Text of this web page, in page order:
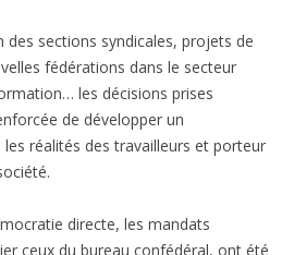
des sections syndicales, projets de
fédérations dans le secteur
les décisions prises
de développer un
les réalités des travailleurs et porteur
directe, les mandats
ceux du bureau confédéral, ont été